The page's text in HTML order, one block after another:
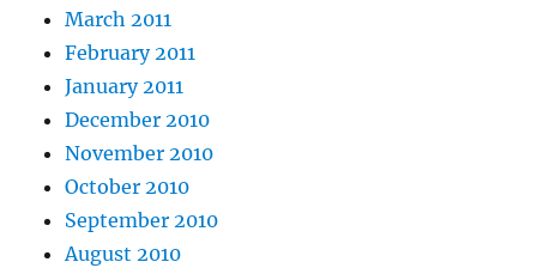
March 2011
February 2011
January 2011
December 2010
November 2010
October 2010
September 2010
August 2010